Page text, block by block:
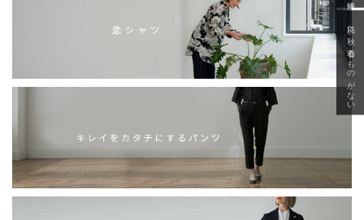
急に秋、着るものがない